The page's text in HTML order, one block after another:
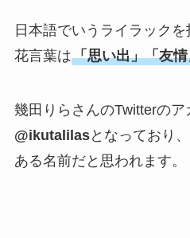
日本語でいうライラックを
花言葉は「思い出」「友
幾田りらさんのTwitterのア
@ikutalilasとなっており
ある名前だと思われます。